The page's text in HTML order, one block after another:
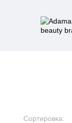
Сортировка: